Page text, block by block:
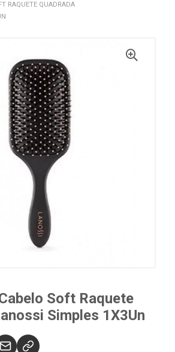
RAQUETE QUADRADA
Soft Raquete
Simples 1X3Un